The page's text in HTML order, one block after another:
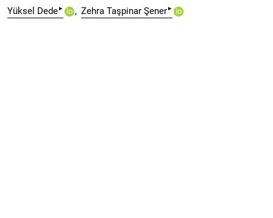
Yüksel Dede▸ Zehra Taşpinar Şener▸